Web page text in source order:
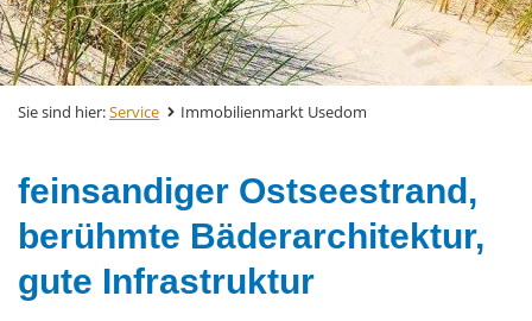
Sie sind hier:Service Immobilienmarkt Usedom
feinsandiger Ostseestrand,
berühmte Bäderarchitektur,
gute Infrastruktur